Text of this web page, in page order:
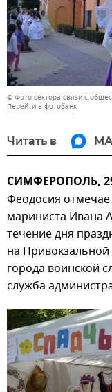
© Фото сектора связи с
Перейти в фотобанк
Читать в
СИМФЕРОПОЛЬ,
Феодосия
мариниста Ивана
течение дня
на
города воинской
служба